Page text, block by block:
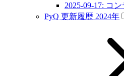
2025-09-17: コ
PyQ 更新履歴 2024年